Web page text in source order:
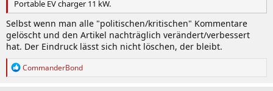
Portable EV charger 11 kW.
Selbst wenn man alle "politischen/kritischen" Kommentare
gelöscht und den Artikel nachträglich verändert/verbessert
hat. Der Eindruck lässt sich nicht löschen, der bleibt.
R
CommanderBond